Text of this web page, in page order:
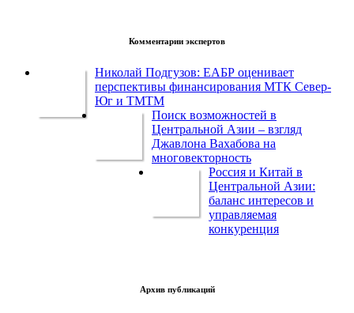
Комментарии экспертов
Николай Подгузов: ЕАБР оценивает
перспективы финансирования МТК Север-
Юг и ТМТМ
Поиск возможностей в
Центральной Азии – взгляд
Джавлона Вахабова на
многовекторность
Россия и Китай в
Центральной Азии:
баланс интересов и
управляемая
конкуренция
Архив публикаций